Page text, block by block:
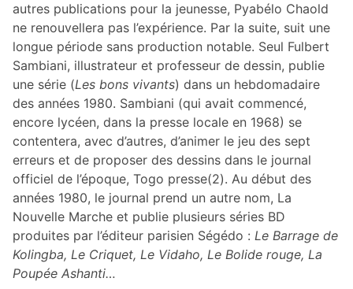
autres publications pour la jeunesse, Pyabélo Chaold
ne renouvellera pas l’expérience. Par la suite, suit une
longue période sans production notable. Seul Fulbert
Sambiani, illustrateur et professeur de dessin, publie
une série (Les bons vivants) dans un hebdomadaire
des années 1980. Sambiani (qui avait commencé,
encore lycéen, dans la presse locale en 1968) se
contentera, avec d’autres, d’animer le jeu des sept
erreurs et de proposer des dessins dans le journal
officiel de l’époque, Togo presse(2). Au début des
années 1980, le journal prend un autre nom, La
Nouvelle Marche et publie plusieurs séries BD
produites par l’éditeur parisien Ségédo : Le Barrage de
Kolingba, Le Criquet, Le Vidaho, Le Bolide rouge, La
Poupée Ashanti…